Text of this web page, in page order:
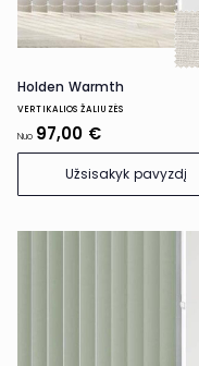
Holden Warmth
VERTIKALIOS ŽALIUZĖS
Nuo 97,00 €
Užsisakyk pavyzdį